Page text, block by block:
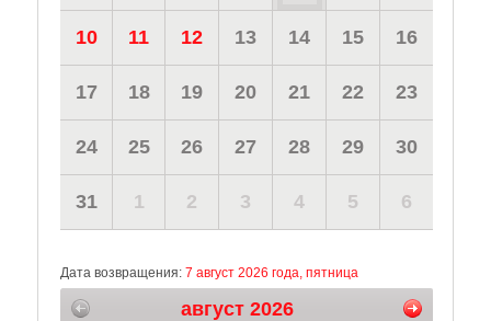
10 11 12 13 14 15 16
17 18 19 20 21 22 23
24 25 26 27 28 29 30
31 1 2 3 4 5 6
Дата возвращения: 7 август 2026 года, пятница
август 2026